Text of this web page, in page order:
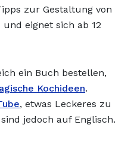
zur Gestaltung von
eignet sich ab 12
ein Buch bestellen,
Kochideen.
, etwas Leckeres zu
jedoch auf Englisch.